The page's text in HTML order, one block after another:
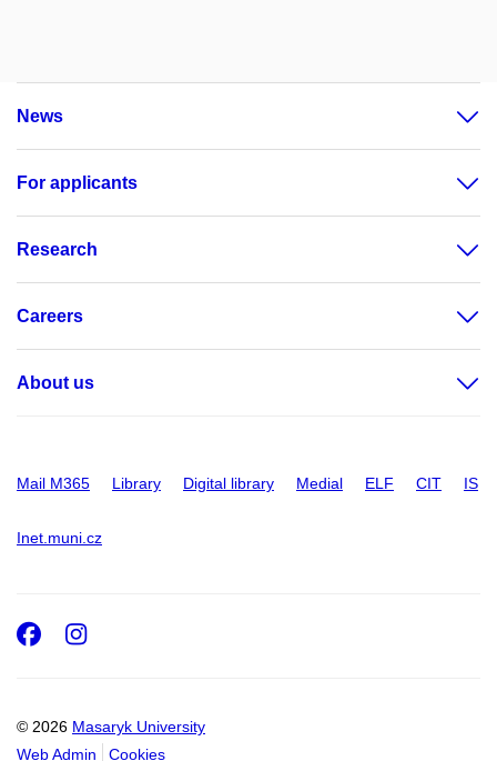
News
For applicants
Research
Careers
About us
Mail M365 Library Digital library Medial ELF CIT IS
Inet.muni.cz
© 2026 Masaryk University
Web Admin
Cookies
Facebook
Instagram